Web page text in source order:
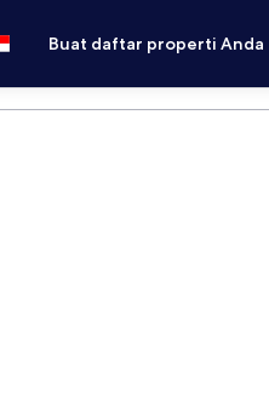
Buat daftar properti Anda